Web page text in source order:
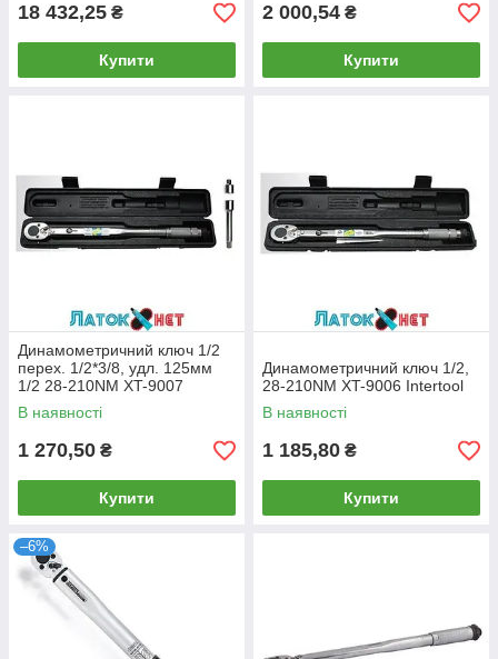
18 432,25 ₴
Купити
2 000,54 ₴
Купити
Динамометричний ключ 1/2
перех. 1/2*3/8, удл. 125мм
1/2 28-210NM XT-9007
Intertool
В наявності
1 270,50 ₴
Купити
Динамометричний ключ 1/2,
28-210NM XT-9006 Intertool
В наявності
1 185,80 ₴
Купити
–6%